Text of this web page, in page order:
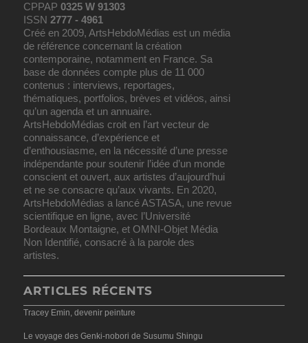
CPPAP0325 W 91303
ISSN2777 - 4961
Créé en 2009, ArtsHebdoMédias est un média
de référence concernant la création
contemporaine, notamment en France. Sa
base de données compte plus de 11 000
contenus : interviews, reportages,
thématiques, portfolios, brèves et vidéos, ainsi
qu’un agenda et un annuaire.
ArtsHebdoMédias croit en l’art vecteur de
connaissance, d’expérience et
d’enthousiasme, en la nécessité d’une presse
indépendante pour soutenir l’idée d’un monde
conscient et ouvert, aux artistes d’aujourd’hui
et ne se consacre qu’aux vivants. En 2020,
ArtsHebdoMédias a lancé ASTASA, une revue
scientifique en ligne, avec l’Université
Bordeaux Montaigne, et OMNI-Objet Média
Non Identifié, consacré à la parole des
artistes.
ARTICLES RÉCENTS
Tracey Emin, devenir peinture
Le voyage des Genki-nobori de Susumu Shingu